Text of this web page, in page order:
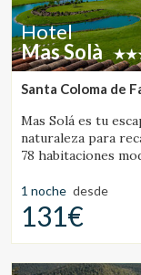
Hotel
Mas Solà
Santa Coloma de
Mas Solá es tu
naturaleza para
78 habitaciones
1 noche desde
131€